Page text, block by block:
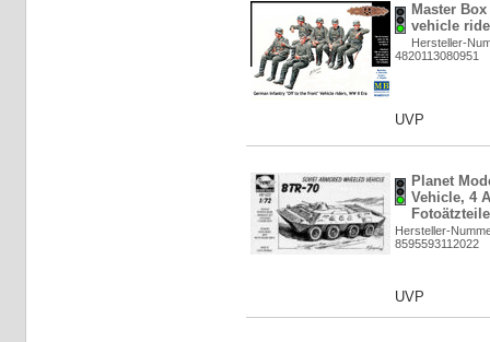
Master
vehicle
Hersteller-
4820113080951
UVP
Planet
Vehicle, 4
Hersteller-
8595593112022
UVP